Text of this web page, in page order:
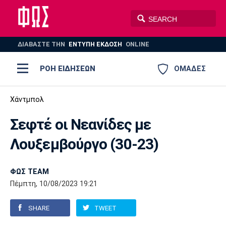
ΔΙΑΒΑΣΤΕ THN ΕΝΤΥΠΗ ΕΚΔΟΣΗ ONLINE
ΟΜΑΔΕΣ
ΡΟΗ ΕΙΔΗΣΕΩΝ
ΠΟΔΟΣΦΑΙΡΟ
AUTO-MOTO
Ποδόσφαιρο
Super League 1
Super League 2
Γ Εθνική
Ελλάδα
Μπάσκετ
Ελλάδα
Εθνική
EuroLeague
Ολυμπιακοί Αγώνες
Βόλεϊ
Πόλο
Ολυμπιακός ΑΕΚ ΠΑΟΚ
Παναθηναϊκός Ατρόμητος
Χάντμπολ
Σεφτέ οι Νεανίδες με
Λουξεμβούργο (30-23)
ΦΩΣ TEAM
Πέμπτη, 10/08/2023 19:21
SHARE TWEET